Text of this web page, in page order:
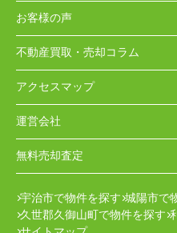
お客様の声
不動産買取・売却コラム
アクセスマップ
運営会社
無料売却査定
宇治市で物件を探す 城陽市で
久世郡久御山町で物件を探す